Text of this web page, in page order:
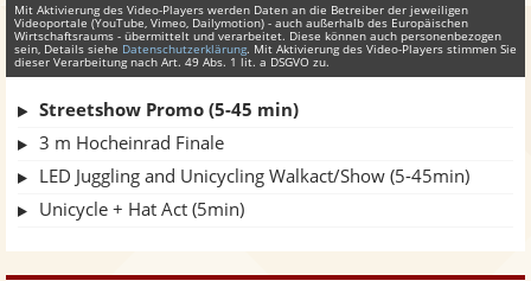
Mit Aktivierung des Video-Players werden Daten an die Betreiber der jeweiligen
Videoportale (YouTube, Vimeo, Dailymotion) - auch außerhalb des Europäischen
Wirtschaftsraums - übermittelt und verarbeitet. Diese können auch personenbezogen
sein, Details siehe Datenschutzerklärung. Mit Aktivierung des Video-Players stimmen Sie
dieser Verarbeitung nach Art. 49 Abs. 1 lit. a DSGVO zu.
Streetshow Promo (5-45 min)
3 m Hocheinrad Finale
LED Juggling and Unicycling Walkact/Show (5-45min)
Unicycle + Hat Act (5min)